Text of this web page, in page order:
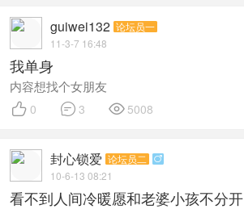
guiwei132 论坛员一
11-3-7 16:48
我单身
内容想找个女朋友
 0  3  5008
封心锁爱 论坛员二 
10-6-13 08:21
看不到人间冷暖愿和老婆小孩不分开